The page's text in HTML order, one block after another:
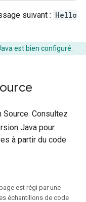
suivant : Hello
est bien configuré.
Consultez
Java pour
à partir du code
est régi par une
échantillons de code